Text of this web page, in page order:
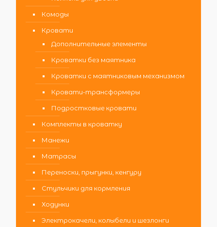
Комоды
Кровати
Дополнительные элементы
Кроватки без маятника
Кроватки с маятниковым механизмом
Кровати-трансформеры
Подростковые кровати
Комплекты в кроватку
Манежи
Матрасы
Переноски, прыгунки, кенгуру
Стульчики для кормления
Ходунки
Электрокачели, колыбели и шезлонги